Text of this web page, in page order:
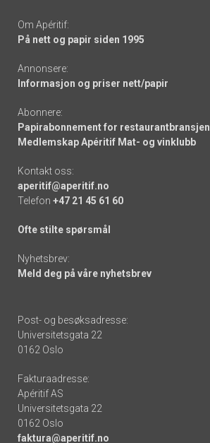
Om Apéritif:
På nett og papir siden 1995
Annonsere:
Informasjon og priser nett/papir
Abonnere:
Papirabonnement for restaurantbransjen
Medlemskap Apéritif Mat- og vinklubb
Kontakt oss:
aperitif@aperitif.no
Telefon +47 21 45 61 60
Ofte stilte spørsmål
Nyhetsbrev:
Meld deg på våre nyhetsbrev
Post- og besøksadresse:
Universitetsgata 22
0162 Oslo
Fakturaadresse:
Apéritif AS
Universitetsgata 22
0162 Oslo
faktura@aperitif.no